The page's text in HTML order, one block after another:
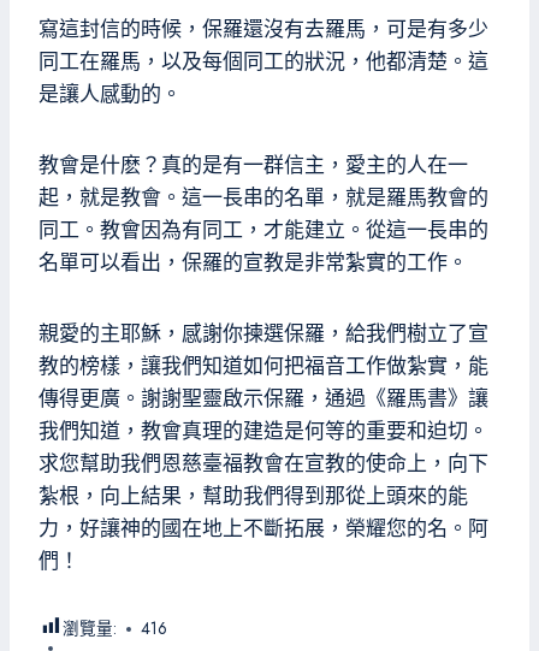
寫這封信的時候，保羅還沒有去羅馬，可是有多少
同工在羅馬，以及每個同工的狀況，他都清楚。這
是讓人感動的。
教會是什麽？真的是有一群信主，愛主的人在一
起，就是教會。這一長串的名單，就是羅馬教會的
同工。教會因為有同工，才能建立。從這一長串的
名單可以看出，保羅的宣教是非常紮實的工作。
親愛的主耶穌，感謝你揀選保羅，給我們樹立了宣
教的榜樣，讓我們知道如何把福音工作做紮實，能
傳得更廣。謝謝聖靈啟示保羅，通過《羅馬書》讓
我們知道，教會真理的建造是何等的重要和迫切。
求您幫助我們恩慈臺福教會在宣教的使命上，向下
紮根，向上結果，幫助我們得到那從上頭來的能
力，好讓神的國在地上不斷拓展，榮耀您的名。阿
們！
瀏覽量: 416